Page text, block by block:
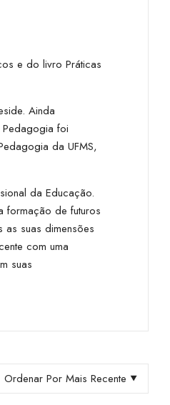
e do livro Práticas
Ainda
foi
da UFMS,
da Educação.
formação de futuros
suas dimensões
com uma
suas
Ordenar Por Mais Recente